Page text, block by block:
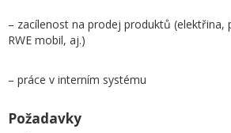
– zacílenost na prodej produktů (elektřina,
RWE mobil, aj.)
– práce v interním systému
Požadavky